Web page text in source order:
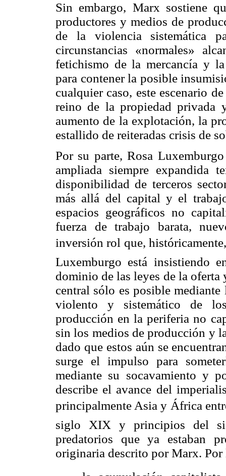
Sin embargo, Marx sostiene
productores y medios de
de la violencia sistemática
circunstancias «normales»
fetichismo de la mercancía y
para contener la posible
cualquier caso, este escenario
reino de la propiedad privada
aumento de la explotación, la
estallido de reiteradas crisis de
Por su parte, Rosa
ampliada siempre expandida
disponibilidad de terceros
más allá del capital y el
espacios geográficos no
fuerza de trabajo barata,
inversión rol que,
Luxemburgo está insistiendo
dominio de las leyes de la oferta
central sólo es posible
violento y sistemático de
producción en la periferia no
sin los medios de producción y
dado que estos aún se
surge el impulso para
mediante su socavamiento y
describe el avance del
principalmente Asia y África
siglo XIX y principios del
predatorios que ya estaban
originaria descrito por Marx. Por